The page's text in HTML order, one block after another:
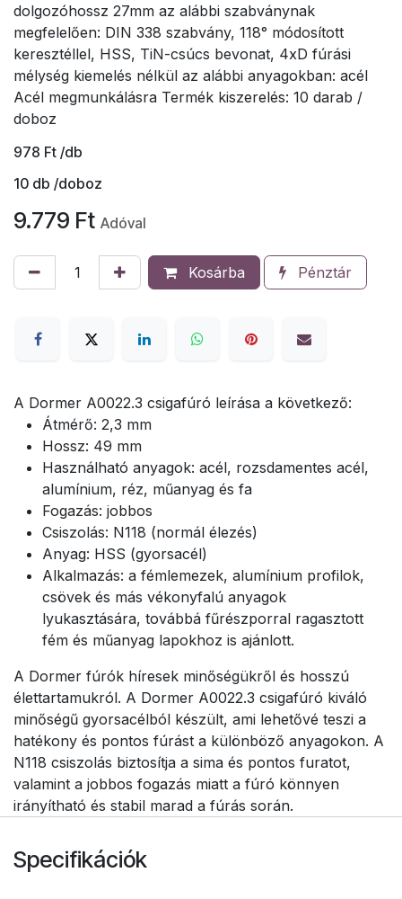
dolgozóhossz 27mm az alábbi szabványnak
megfelelően: DIN 338 szabvány, 118° módosított
keresztéllel, HSS, TiN-csúcs bevonat, 4xD fúrási
mélység kiemelés nélkül az alábbi anyagokban: acél
Acél megmunkálásra Termék kiszerelés: 10 darab /
doboz
978 Ft /db
10 db /doboz
9.779 Ft Adóval
Kosárba Pénztár
A Dormer A0022.3 csigafúró leírása a következő:
Átmérő: 2,3 mm
Hossz: 49 mm
Használható anyagok: acél, rozsdamentes acél,
alumínium, réz, műanyag és fa
Fogazás: jobbos
Csiszolás: N118 (normál élezés)
Anyag: HSS (gyorsacél)
Alkalmazás: a fémlemezek, alumínium profilok,
csövek és más vékonyfalú anyagok
lyukasztására, továbbá fűrészporral ragasztott
fém és műanyag lapokhoz is ajánlott.
A Dormer fúrók híresek minőségükről és hosszú
élettartamukról. A Dormer A0022.3 csigafúró kiváló
minőségű gyorsacélból készült, ami lehetővé teszi a
hatékony és pontos fúrást a különböző anyagokon. A
N118 csiszolás biztosítja a sima és pontos furatot,
valamint a jobbos fogazás miatt a fúró könnyen
irányítható és stabil marad a fúrás során.
Specifikációk